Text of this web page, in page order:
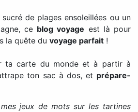
de plages ensoleillées ou un
ce blog voyage est là pour
la quête du voyage parfait !
ta carte du monde et à partir à
ton sac à dos, et prépare-
jeux de mots sur les tartines